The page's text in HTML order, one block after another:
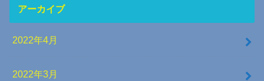
アーカイブ
2022年4月
2022年3月